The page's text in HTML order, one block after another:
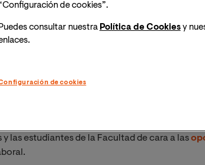
escuela de oposiciones
las estudiantes de la Facultad de cara a las
de cookies”.
Puedes consultar nuestra Política de Cookiesy
de cookies